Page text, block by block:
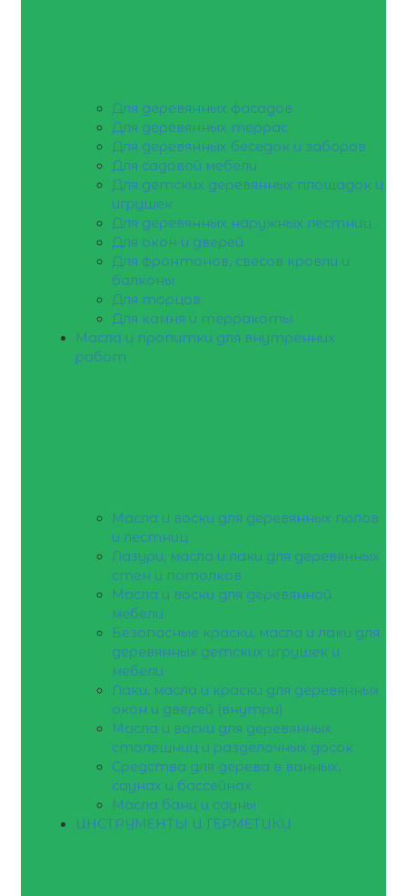
Для деревянных фасадов
Для деревянных террас
Для деревянных беседок и заборов
Для садовой мебели
Для детских деревянных площадок и
игрушек
Для деревянных наружных лестниц
Для окон и дверей
Для фронтонов, свесов кровли и
балконы
Для торцов
Для камня и терракоты
Масла и пропитки для внутренних
работ
Масла и воски для деревянных полов
и лестниц
Лазури, масла и лаки для деревянных
стен и потолков
Масла и воски для деревянной
мебели
Безопасные краски, масла и лаки для
деревянных детских игрушек и
мебели
Лаки, масла и краски для деревянных
окон и дверей (внутри)
Масла и воски для деревянных
столешниц и разделочных досок
Средства для дерева в ванных,
саунах и бассейнах
Масла бани и сауны
ИНСТРУМЕНТЫ И ГЕРМЕТИКИ